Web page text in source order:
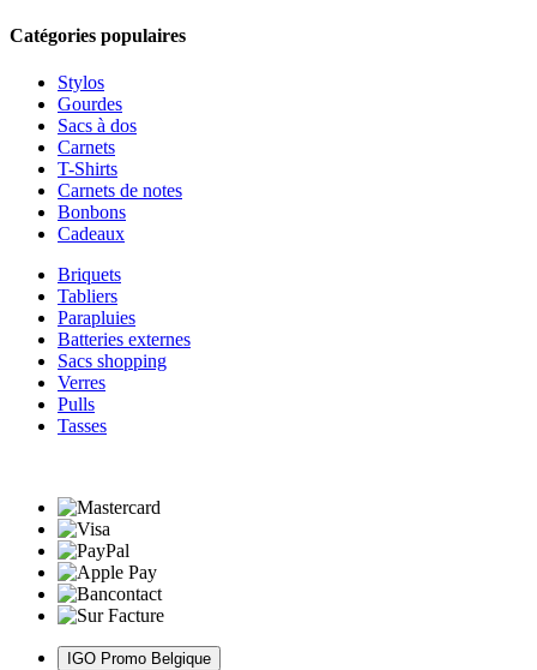
Catégories populaires
Stylos
Gourdes
Sacs à dos
Carnets
T-Shirts
Carnets de notes
Bonbons
Cadeaux
Briquets
Tabliers
Parapluies
Batteries externes
Sacs shopping
Verres
Pulls
Tasses
IGO Promo Belgique